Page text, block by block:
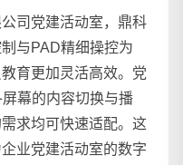
司党建活动室，鼎科
与PAD精细操控为
育更加灵活高效。党
幕的内容切换与播
求均可快速适配。这
业党建活动室的数字